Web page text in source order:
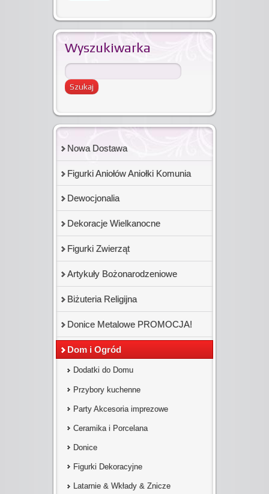
Wyszukiwarka
Nowa Dostawa
Figurki Aniołów Aniołki Komunia
Dewocjonalia
Dekoracje Wielkanocne
Figurki Zwierząt
Artykuły Bożonarodzeniowe
Biżuteria Religijna
Donice Metalowe PROMOCJA!
Dom i Ogród
Dodatki do Domu
Przybory kuchenne
Party Akcesoria imprezowe
Ceramika i Porcelana
Donice
Figurki Dekoracyjne
Latarnie & Wkłady & Znicze